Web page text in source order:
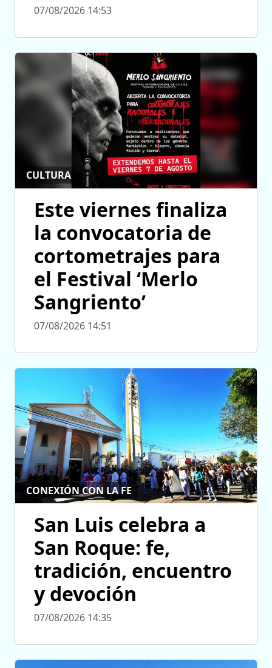
07/08/2026 14:53
CULTURA
Este viernes finaliza
la convocatoria de
cortometrajes para
el Festival ‘Merlo
Sangriento’
07/08/2026 14:51
CONEXIÓN CON LA FE
San Luis celebra a
San Roque: fe,
tradición, encuentro
y devoción
07/08/2026 14:35